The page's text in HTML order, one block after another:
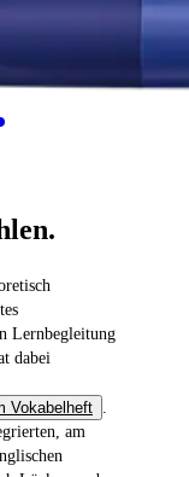
Lernbegleitung
dabei
Vokabelheft
am